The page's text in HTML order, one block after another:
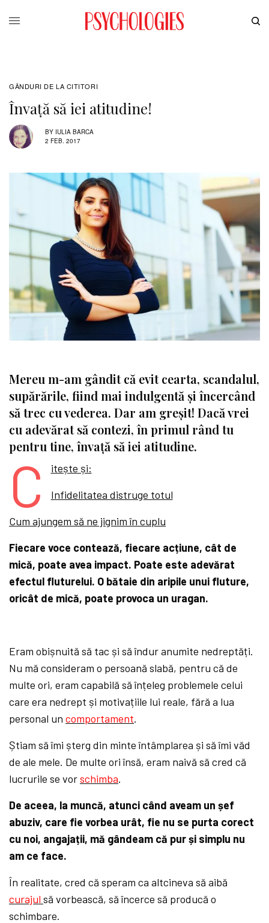
GÂNDURI DE LA CITITORI
Învață să iei atitudine!
BY IULIA BARCA
2 FEB. 2017
Mereu m-am gândit că evit cearta, scandalul,
supărările, fiind mai indulgentă și încercând
să trec cu vederea. Dar am greșit! Dacă vrei
cu adevărat să contezi, în primul rând tu
pentru tine, învață să iei atitudine.
C
itește și:
Infidelitatea distruge totul
Cum ajungem să ne jignim în cuplu
Fiecare voce contează, fiecare acțiune, cât de
mică, poate avea impact. Poate este adevărat
efectul fluturelui. O bătaie din aripile unui fluture,
oricât de mică, poate provoca un uragan.
Eram obișnuită să tac și să îndur anumite nedreptăți.
Nu mă consideram o persoană slabă, pentru că de
multe ori, eram capabilă să înțeleg problemele celui
care era nedrept și motivațiile lui reale, fără a lua
personal uncomportament.
Știam să îmi șterg din minte întâmplarea și să îmi văd
de ale mele. De multe ori însă, eram naivă să cred că
lucrurile se vorschimba.
De aceea, la muncă, atunci când aveam un șef
abuziv, care fie vorbea urât, fie nu se purta corect
cu noi, angajații, mă gândeam că pur și simplu nu
am ce face.
În realitate, cred că speram ca altcineva să aibă
curajul să vorbească, să încerce să producă o
schimbare.